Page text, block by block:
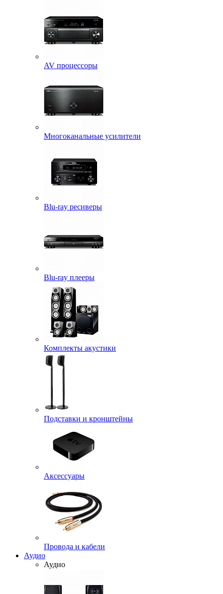
AV процессоры
Многоканальные усилители
Blu-ray ресиверы
Blu-ray плееры
Комплекты акустики
Подставки и кронштейны
Аксессуары
Провода и кабели
Аудио
Аудио